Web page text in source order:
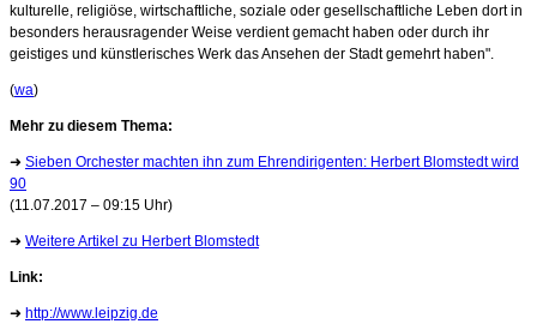
kulturelle, religiöse, wirtschaftliche, soziale oder gesellschaftliche Leben dort in
besonders herausragender Weise verdient gemacht haben oder durch ihr
geistiges und künstlerisches Werk das Ansehen der Stadt gemehrt haben".
(wa)
Mehr zu diesem Thema:
➜ Sieben Orchester machten ihn zum Ehrendirigenten: Herbert Blomstedt wird
90
(11.07.2017 – 09:15 Uhr)
➜ Weitere Artikel zu Herbert Blomstedt
Link:
➜ http://www.leipzig.de